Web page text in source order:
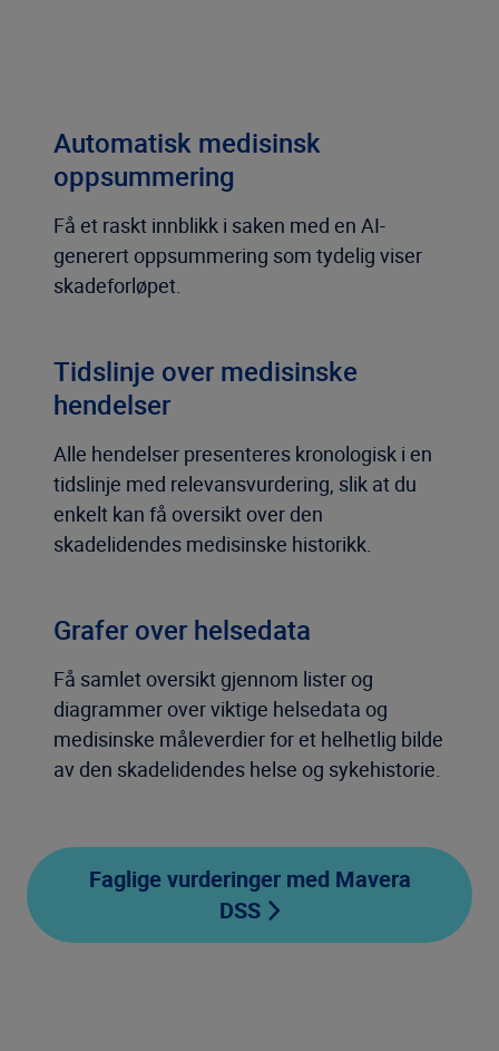
Automatisk medisinsk
oppsummering
Få et raskt innblikk i saken med en AI-
generert oppsummering som tydelig viser
skadeforløpet.
Tidslinje over medisinske
hendelser
Alle hendelser presenteres kronologisk i en
tidslinje med relevansvurdering, slik at du
enkelt kan få oversikt over den
skadelidendes medisinske historikk.
Grafer over helsedata
Få samlet oversikt gjennom lister og
diagrammer over viktige helsedata og
medisinske måleverdier for et helhetlig bilde
av den skadelidendes helse og sykehistorie.
Faglige vurderinger med Mavera
DSS